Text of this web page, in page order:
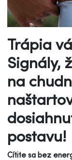
Trápia
Signály,
na
postavu!
Cítite sa bez